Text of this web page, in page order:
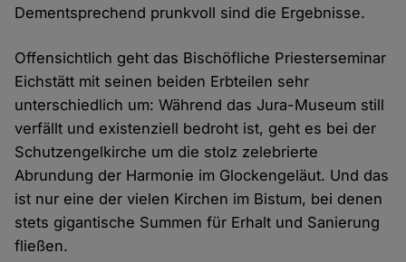
Dementsprechend prunkvoll sind die Ergebnisse.
Offensichtlich geht das Bischöfliche Priesterseminar
Eichstätt mit seinen beiden Erbteilen sehr
unterschiedlich um: Während das Jura-Museum still
verfällt und existenziell bedroht ist, geht es bei der
Schutzengelkirche um die stolz zelebrierte
Abrundung der Harmonie im Glockengeläut. Und das
ist nur eine der vielen Kirchen im Bistum, bei denen
stets gigantische Summen für Erhalt und Sanierung
fließen.